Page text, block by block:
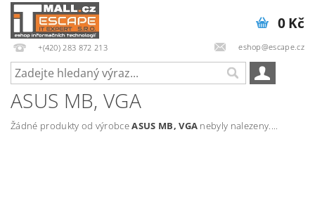
+(420) 283 872 213 eshop@escape.cz
0 Kč
ASUS MB, VGA
Žádné produkty od výrobceASUS MB, VGA nebyly nalezeny....